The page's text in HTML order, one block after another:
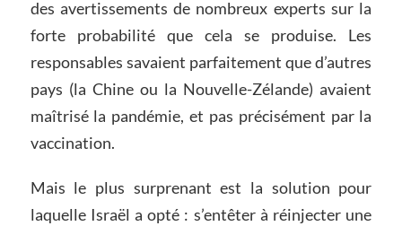
des avertissements de nombreux experts sur la
forte probabilité que cela se produise. Les
responsables savaient parfaitement que d’autres
pays (la Chine ou la Nouvelle-Zélande) avaient
maîtrisé la pandémie, et pas précisément par la
vaccination.
Mais le plus surprenant est la solution pour
laquelle Israël a opté : s’entêter à réinjecter une